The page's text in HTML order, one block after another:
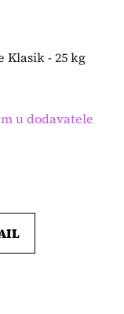
Klasik - 25 kg
u dodavatele